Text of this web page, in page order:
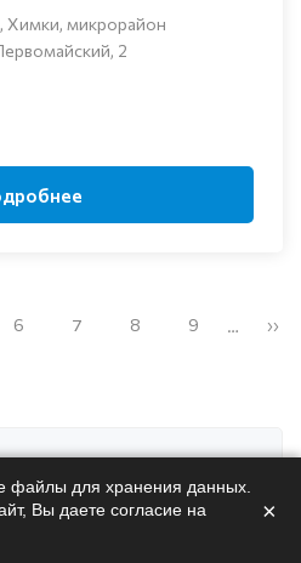
Химки, микрорайон
2
6 7 8 9 … ››
файлы для хранения данных.
Вы даете согласие на
×